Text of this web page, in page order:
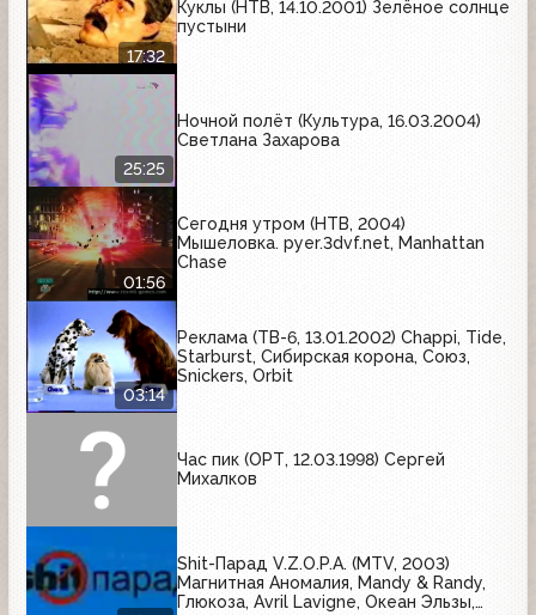
17:32
Куклы (НТВ, 14.10.2001) Зелёное солнце
пустыни
25:25
Ночной полёт (Культура, 16.03.2004)
Светлана Захарова
01:56
Сегодня утром (НТВ, 2004)
Мышеловка. pyer.3dvf.net, Manhattan
Chase
03:14
Реклама (ТВ-6, 13.01.2002) Chappi, Tide,
Starburst, Сибирская корона, Союз,
Snickers, Orbit
Час пик (ОРТ, 12.03.1998) Сергей
Михалков
Shit-Парад V.Z.O.P.A. (MTV, 2003)
Магнитная Аномалия, Mandy & Randy,
Глюкоза, Avril Lavigne, Океан Эльзы,